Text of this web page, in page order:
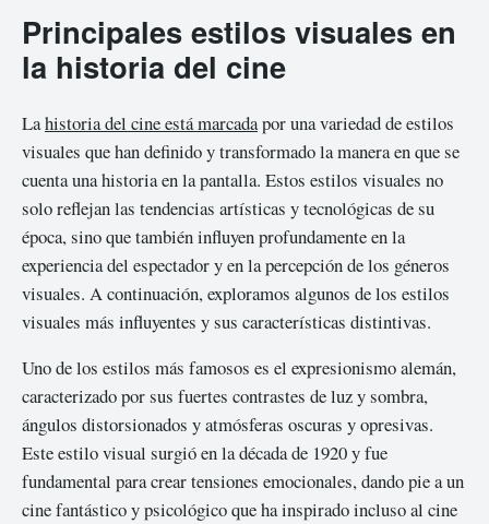
Principales estilos visuales en
la historia del cine
Lahistoria del cine está marcadapor una variedad de estilos
visuales que han definido y transformado la manera en que se
cuenta una historia en la pantalla. Estos estilos visuales no
solo reflejan las tendencias artísticas y tecnológicas de su
época, sino que también influyen profundamente en la
experiencia del espectador y en la percepción de los géneros
visuales. A continuación, exploramos algunos de los estilos
visuales más influyentes y sus características distintivas.
Uno de los estilos más famosos es el expresionismo alemán,
caracterizado por sus fuertes contrastes de luz y sombra,
ángulos distorsionados y atmósferas oscuras y opresivas.
Este estilo visual surgió en la década de 1920 y fue
fundamental para crear tensiones emocionales, dando pie a un
cine fantástico y psicológico que ha inspirado incluso al cine